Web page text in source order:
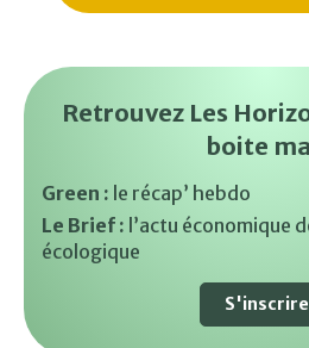
Retrouvez Les
boite
Green : le récap’ hebdo
Le Brief : l’actu économique
écologique
S'inscrire